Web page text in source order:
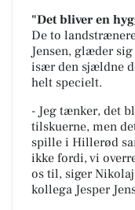
"Det bliver en
De to
Jensen, glæder
især den sjældne
helt specielt.
- Jeg tænker, det
tilskuerne, men
spille i Hillerød
ikke fordi, vi
os til, siger Nikolaj
kollega Jesper